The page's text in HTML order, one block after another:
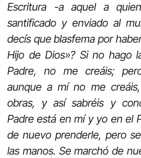
Escritura -a aquel a
santificado y enviado al
decís que blasfema por
Hijo de Dios»? Si no hago
Padre, no me creáis;
aunque a mí no me
obras, y así sabréis y
Padre está en mí y yo en el
de nuevo prenderle, pero
las manos. Se marchó de